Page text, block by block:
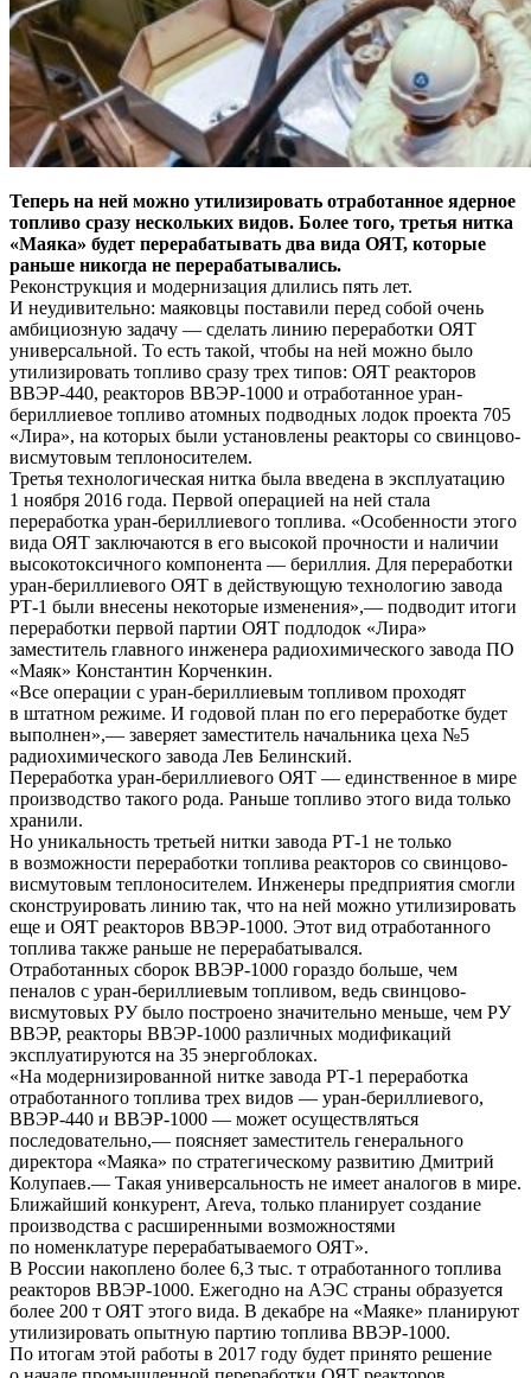
Теперь на ней можно утилизировать отработанное ядерное
топливо сразу нескольких видов. Более того, третья нитка
«Маяка» будет перерабатывать два вида ОЯТ, которые
раньше никогда не перерабатывались.
Реконструкция и модернизация длились пять лет.
И неудивительно: маяковцы поставили перед собой очень
амбициозную задачу — сделать линию переработки ОЯТ
универсальной. То есть такой, чтобы на ней можно было
утилизировать топливо сразу трех типов: ОЯТ реакторов
ВВЭР-440, реакторов ВВЭР-1000 и отработанное уран-
бериллиевое топливо атомных подводных лодок проекта 705
«Лира», на которых были установлены реакторы со свинцово-
висмутовым теплоносителем.
Третья технологическая нитка была введена в эксплуатацию
1 ноября 2016 года. Первой операцией на ней стала
переработка уран-бериллиевого топлива. «Особенности этого
вида ОЯТ заключаются в его высокой прочности и наличии
высокотоксичного компонента — бериллия. Для переработки
уран-бериллиевого ОЯТ в действующую технологию завода
РТ-1 были внесены некоторые изменения»,— подводит итоги
переработки первой партии ОЯТ подлодок «Лира»
заместитель главного инженера радиохимического завода ПО
«Маяк» Константин Корченкин.
«Все операции с уран-бериллиевым топливом проходят
в штатном режиме. И годовой план по его переработке будет
выполнен»,— заверяет заместитель начальника цеха №5
радиохимического завода Лев Белинский.
Переработка уран-бериллиевого ОЯТ — единственное в мире
производство такого рода. Раньше топливо этого вида только
хранили.
Но уникальность третьей нитки завода РТ-1 не только
в возможности переработки топлива реакторов со свинцово-
висмутовым теплоносителем. Инженеры предприятия смогли
сконструировать линию так, что на ней можно утилизировать
еще и ОЯТ реакторов ВВЭР-1000. Этот вид отработанного
топлива также раньше не перерабатывался.
Отработанных сборок ВВЭР-1000 гораздо больше, чем
пеналов с уран-бериллиевым топливом, ведь свинцово-
висмутовых РУ было построено значительно меньше, чем РУ
ВВЭР, реакторы ВВЭР-1000 различных модификаций
эксплуатируются на 35 энергоблоках.
«На модернизированной нитке завода РТ-1 переработка
отработанного топлива трех видов — уран-бериллиевого,
ВВЭР-440 и ВВЭР-1000 — может осуществляться
последовательно,— поясняет заместитель генерального
директора «Маяка» по стратегическому развитию Дмитрий
Колупаев.— Такая универсальность не имеет аналогов в мире.
Ближайший конкурент, Areva, только планирует создание
производства с расширенными возможностями
по номенклатуре перерабатываемого ОЯТ».
В России накоплено более 6,3 тыс. т отработанного топлива
реакторов ВВЭР-1000. Ежегодно на АЭС страны образуется
более 200 т ОЯТ этого вида. В декабре на «Маяке» планируют
утилизировать опытную партию топлива ВВЭР-1000.
По итогам этой работы в 2017 году будет принято решение